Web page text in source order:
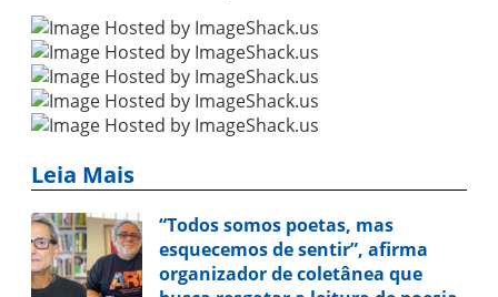
Leia Mais
“Todos somos poetas, mas
esquecemos de sentir”, afirma
organizador de coletânea que